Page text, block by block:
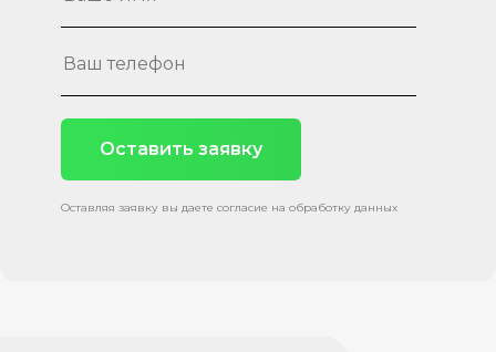
Оставить заявку
Оставляя заявку вы даете согласие на обработку данных